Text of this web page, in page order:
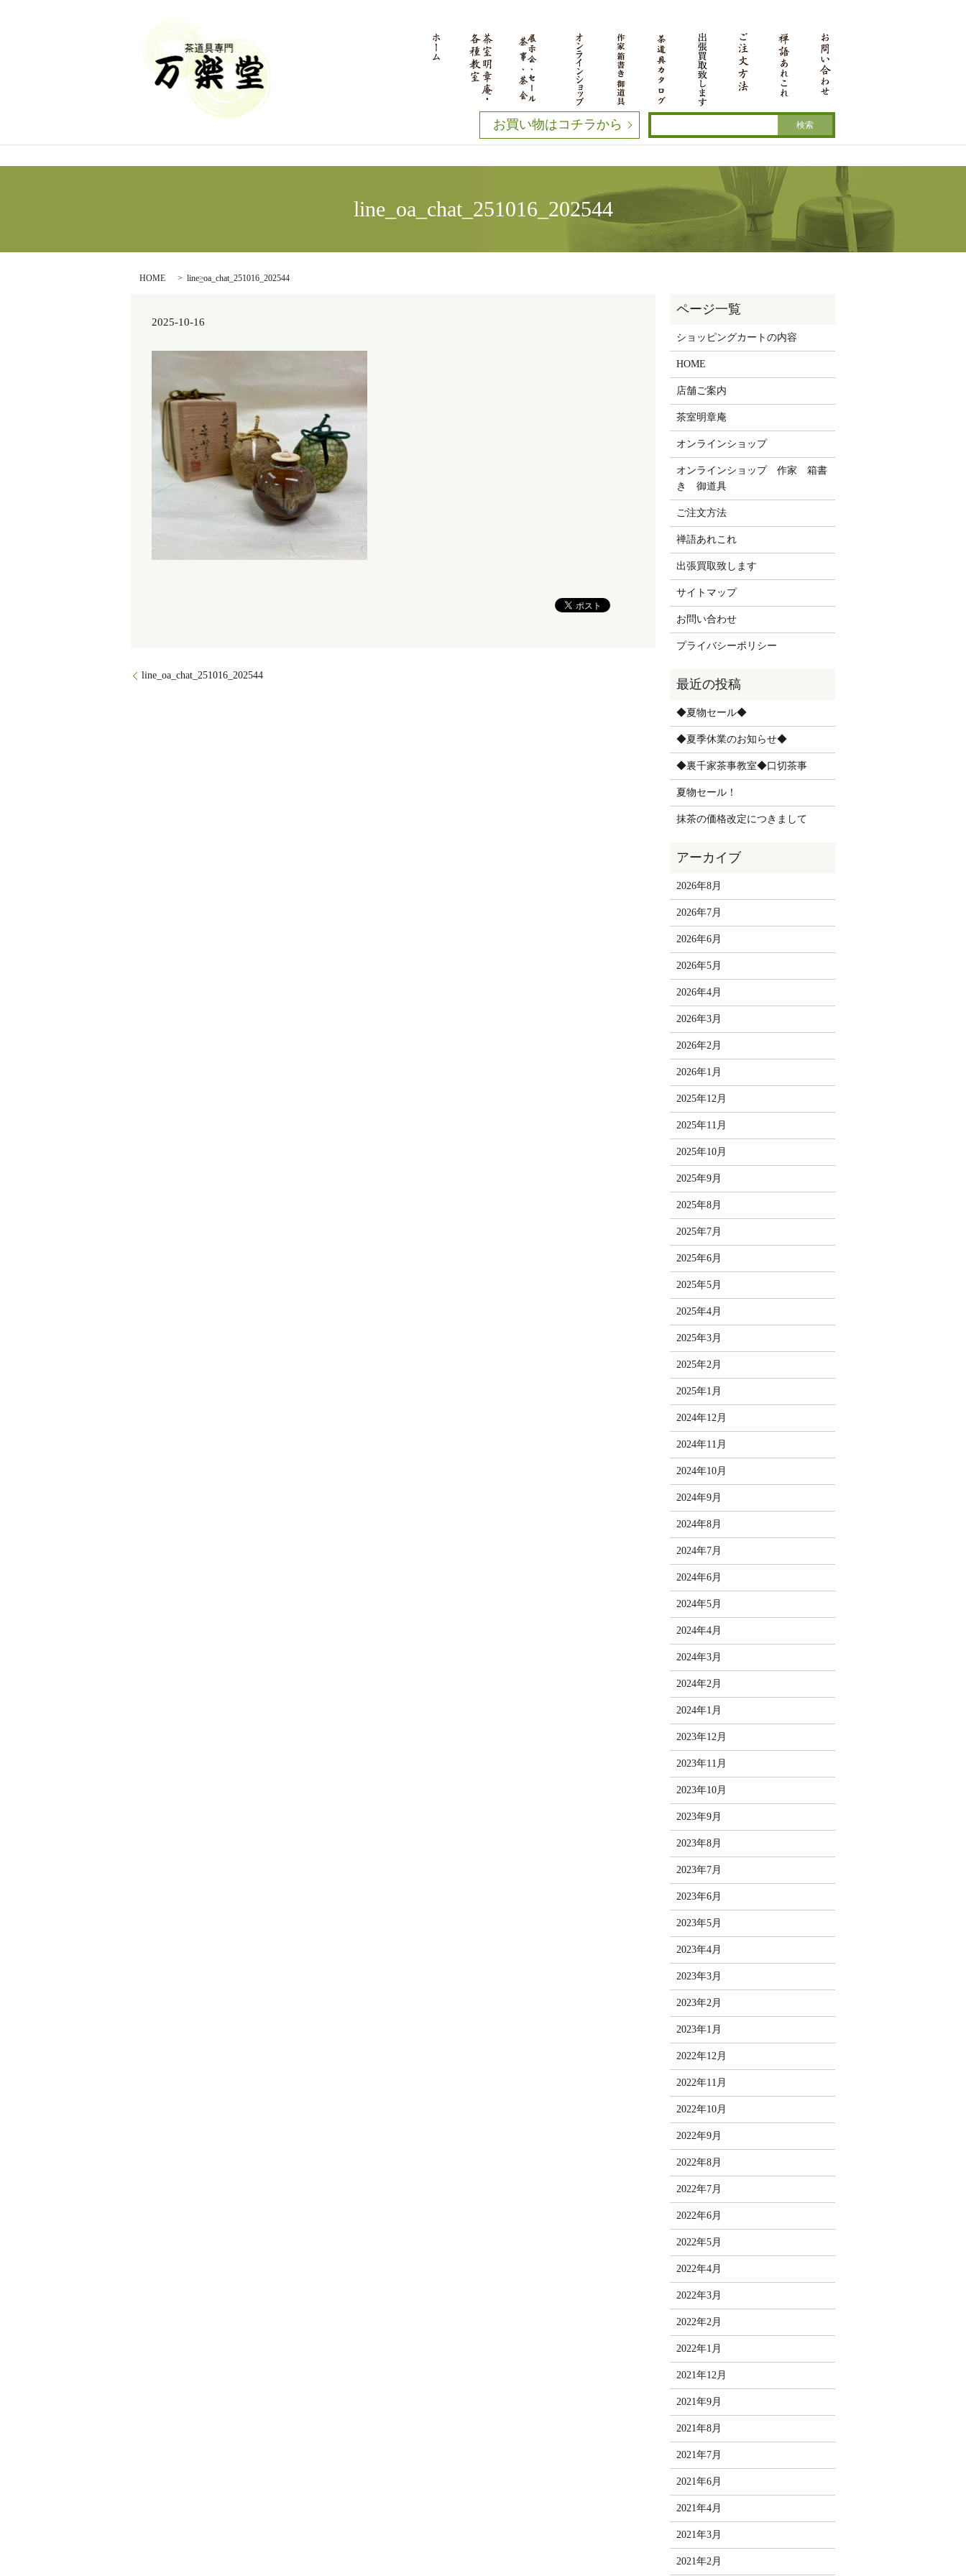
お買い物はコチラから
line_oa_chat_251016_202544
HOME line_oa_chat_251016_202544
2025-10-16
line_oa_chat_251016_202544
ショッピングカートの内容
HOME
店舗ご案内
茶室明章庵
オンラインショップ
オンラインショップ 作家 箱書
き 御道具
ご注文方法
禅語あれこれ
出張買取致します
サイトマップ
お問い合わせ
プライバシーポリシー
◆夏物セール◆
◆夏季休業のお知らせ◆
◆裏千家茶事教室◆口切茶事
夏物セール！
抹茶の価格改定につきまして
2026年8月
2026年7月
2026年6月
2026年5月
2026年4月
2026年3月
2026年2月
2026年1月
2025年12月
2025年11月
2025年10月
2025年9月
2025年8月
2025年7月
2025年6月
2025年5月
2025年4月
2025年3月
2025年2月
2025年1月
2024年12月
2024年11月
2024年10月
2024年9月
2024年8月
2024年7月
2024年6月
2024年5月
2024年4月
2024年3月
2024年2月
2024年1月
2023年12月
2023年11月
2023年10月
2023年9月
2023年8月
2023年7月
2023年6月
2023年5月
2023年4月
2023年3月
2023年2月
2023年1月
2022年12月
2022年11月
2022年10月
2022年9月
2022年8月
2022年7月
2022年6月
2022年5月
2022年4月
2022年3月
2022年2月
2022年1月
2021年12月
2021年9月
2021年8月
2021年7月
2021年6月
2021年4月
2021年3月
2021年2月